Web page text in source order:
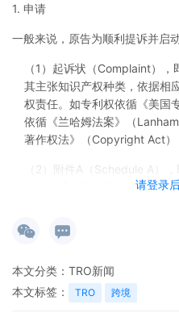
请登录
1. 申请
一般来说，原告为顺利提诉并启
（1）起诉状（Complaint）
其主张知识产权种类，依据相
权责任。如专利权依循《美国
依循《兰哈姆法案》（
著作权法》（Copyright Act）
（2）附件A（Schedule A）
名单，通常列有数十至数百名
序，在法院签发TRO之前避免
证据；
（3）TRO动议（Motion for
Order），即原告请求法院下
权行为、冻结上述被告在相关
本文分类： TRO新闻
本文标签：
TRO 跨境